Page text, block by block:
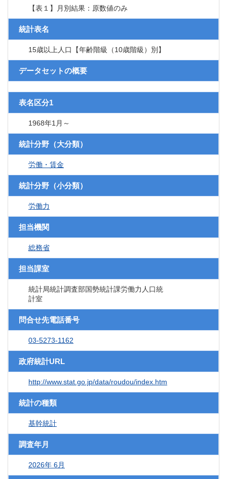
【表１】月別結果：原数値のみ
統計表名
15歳以上人口【年齢階級（10歳階級）別】
データセットの概要
表名区分1
1968年1月～
統計分野（大分類）
労働・賃金
統計分野（小分類）
労働力
担当機関
総務省
担当課室
統計局統計調査部国勢統計課労働力人口統
計室
問合せ先電話番号
03-5273-1162
政府統計URL
http://www.stat.go.jp/data/roudou/index.htm
統計の種類
基幹統計
調査年月
2026年 6月